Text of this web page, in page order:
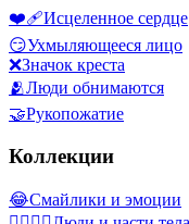
❤️‍🩹Исцеленное сердце
😏Ухмыляющееся лицо
❌Значок креста
🫂Люди обнимаются
🤝Рукопожатие
Коллекции
😂Смайлики и эмоции